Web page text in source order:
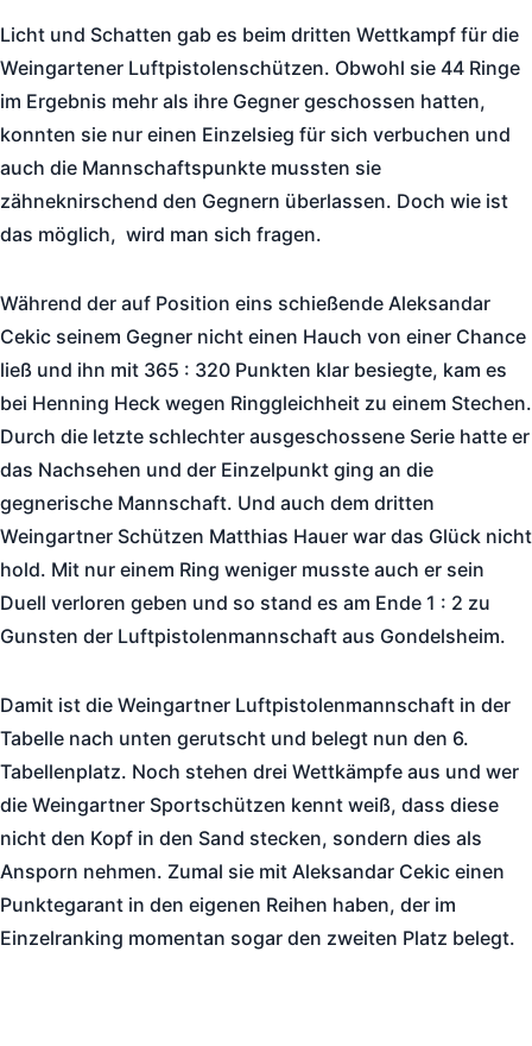
Licht und Schatten gab es beim dritten Wettkampf für die
Weingartener Luftpistolenschützen. Obwohl sie 44 Ringe
im Ergebnis mehr als ihre Gegner geschossen hatten,
konnten sie nur einen Einzelsieg für sich verbuchen und
auch die Mannschaftspunkte mussten sie
zähneknirschend den Gegnern überlassen. Doch wie ist
das möglich, wird man sich fragen.
Während der auf Position eins schießende Aleksandar
Cekic seinem Gegner nicht einen Hauch von einer Chance
ließ und ihn mit 365 : 320 Punkten klar besiegte, kam es
bei Henning Heck wegen Ringgleichheit zu einem Stechen.
Durch die letzte schlechter ausgeschossene Serie hatte er
das Nachsehen und der Einzelpunkt ging an die
gegnerische Mannschaft. Und auch dem dritten
Weingartner Schützen Matthias Hauer war das Glück nicht
hold. Mit nur einem Ring weniger musste auch er sein
Duell verloren geben und so stand es am Ende 1 : 2 zu
Gunsten der Luftpistolenmannschaft aus Gondelsheim.
Damit ist die Weingartner Luftpistolenmannschaft in der
Tabelle nach unten gerutscht und belegt nun den 6.
Tabellenplatz. Noch stehen drei Wettkämpfe aus und wer
die Weingartner Sportschützen kennt weiß, dass diese
nicht den Kopf in den Sand stecken, sondern dies als
Ansporn nehmen. Zumal sie mit Aleksandar Cekic einen
Punktegarant in den eigenen Reihen haben, der im
Einzelranking momentan sogar den zweiten Platz belegt.